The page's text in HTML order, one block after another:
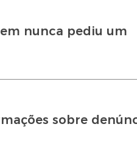
nunca pediu um
sobre